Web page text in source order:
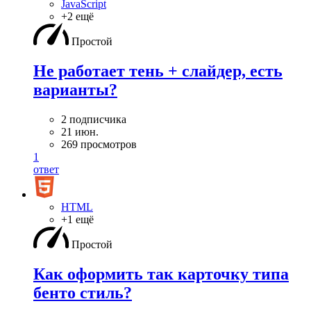
JavaScript
+2 ещё
Простой
Не работает тень + слайдер, есть
варианты?
2 подписчика
21 июн.
269 просмотров
1
ответ
HTML
+1 ещё
Простой
Как оформить так карточку типа
бенто стиль?